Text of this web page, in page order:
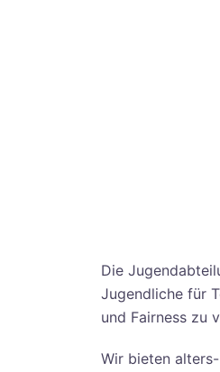
Die
Jugendliche für
und Fairness zu
Wir bieten